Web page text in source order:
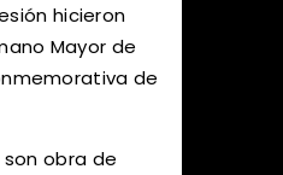
hicieron
Mayor de
de
obra de